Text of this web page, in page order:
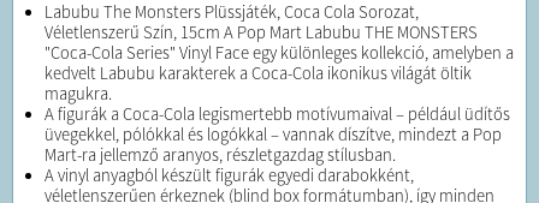
Labubu The Monsters Plüssjáték, Coca Cola Sorozat,
Véletlenszerű Szín, 15cm A Pop Mart Labubu THE MONSTERS
"Coca-Cola Series" Vinyl Face egy különleges kollekció, amelyben a
kedvelt Labubu karakterek a Coca-Cola ikonikus világát öltik
magukra.
A figurák a Coca-Cola legismertebb motívumaival – például üdítős
üvegekkel, pólókkal és logókkal – vannak díszítve, mindezt a Pop
Mart-ra jellemző aranyos, részletgazdag stílusban.
A vinyl anyagból készült figurák egyedi darabokként,
véletlenszerűen érkeznek (blind box formátumban), így minden